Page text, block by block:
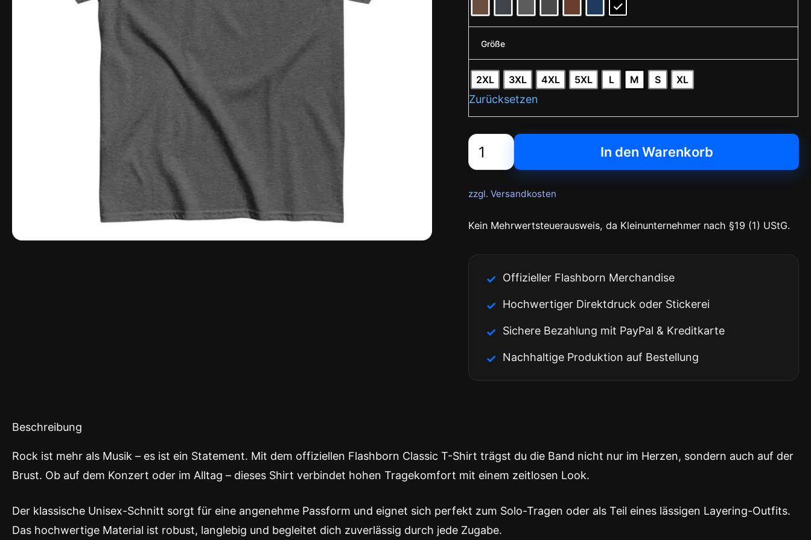
Größe
2XL 3XL 4XL 5XL L M S XL
Zurücksetzen
In den Warenkorb
zzgl. Versandkosten
Kein Mehrwertsteuerausweis, da Kleinunternehmer nach §19 (1) UStG.
Offizieller Flashborn Merchandise
Hochwertiger Direktdruck oder Stickerei
Sichere Bezahlung mit PayPal & Kreditkarte
Nachhaltige Produktion auf Bestellung
Beschreibung
Rock ist mehr als Musik – es ist ein Statement. Mit dem offiziellen Flashborn Classic T-Shirt trägst du die Band nicht nur im Herzen, sondern auch auf der
Brust. Ob auf dem Konzert oder im Alltag – dieses Shirt verbindet hohen Tragekomfort mit einem zeitlosen Look.
Der klassische Unisex-Schnitt sorgt für eine angenehme Passform und eignet sich perfekt zum Solo-Tragen oder als Teil eines lässigen Layering-Outfits.
Das hochwertige Material ist robust, langlebig und begleitet dich zuverlässig durch jede Zugabe.